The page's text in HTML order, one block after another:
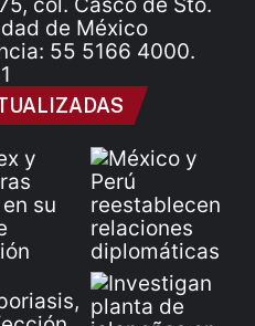
col. Casco de Sto.
de México
55 5166 4000.